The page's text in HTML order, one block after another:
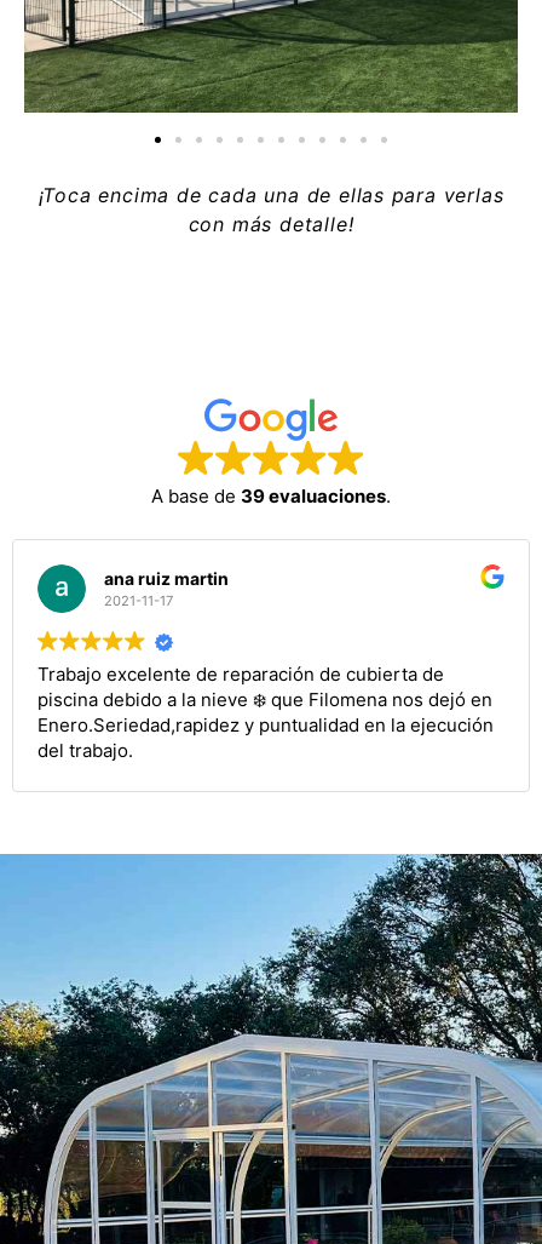
¡Toca encima de cada una de ellas para verlas
con más detalle!
A base de 39 evaluaciones.
ana ruiz martin
2021-11-17
Trabajo excelente de reparación de cubierta de
piscina debido a la nieve ❄️ que Filomena nos dejó en
Enero.Seriedad,rapidez y puntualidad en la ejecución
del trabajo.